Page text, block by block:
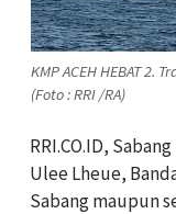
KMP ACEH HEBAT 2.
(Foto : RRI /RA)
RRI.CO.ID,
Ulee Lheue,
Sabang maupun